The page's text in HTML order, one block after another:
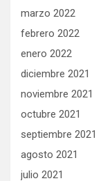
marzo 2022
febrero 2022
enero 2022
diciembre 2021
noviembre 2021
octubre 2021
septiembre 2021
agosto 2021
julio 2021